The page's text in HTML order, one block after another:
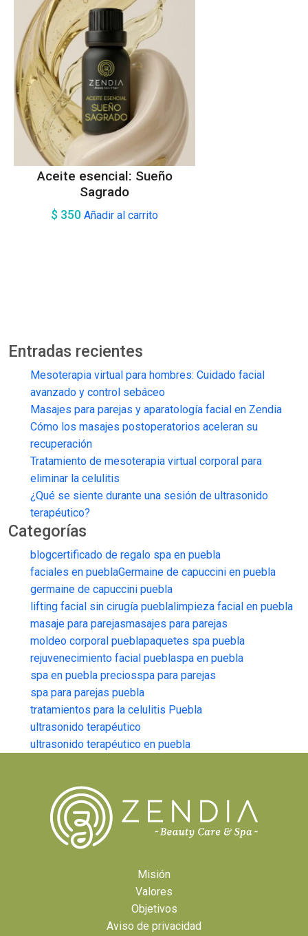
Aceite esencial: Sueño
Sagrado
$ 350 Añadir al carrito
Entradas recientes
Mesoterapia virtual para hombres: Cuidado facial
avanzado y control sebáceo
Masajes para parejas y aparatología facial en Zendia
Cómo los masajes postoperatorios aceleran su
recuperación
Tratamiento de mesoterapia virtual corporal para
eliminar la celulitis
¿Qué se siente durante una sesión de ultrasonido
terapéutico?
Categorías
blogcertificado de regalo spa en puebla
faciales en pueblaGermaine de capuccini en puebla
germaine de capuccini puebla
lifting facial sin cirugía puebla limpieza facial en puebla
masaje para parejasmasajes para parejas
moldeo corporal pueblapaquetes spa puebla
rejuvenecimiento facial pueblaspa en puebla
spa en puebla preciosspa para parejas
spa para parejas puebla
tratamientos para la celulitis Puebla
ultrasonido terapéutico
ultrasonido terapéutico en puebla
Misión
Valores
Objetivos
Aviso de privacidad